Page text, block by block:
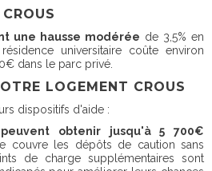
une hausse modérée de 3,5% en
universitaire coûte environ
dans le parc privé.
LOGEMENT CROUS
dispositifs d'aide :
peuvent obtenir jusqu'à 5 700€
couvre les dépôts de caution sans
de charge supplémentaires sont